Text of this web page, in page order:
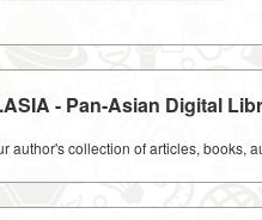
- Pan-Asian Digital
author's collection of articles, books,